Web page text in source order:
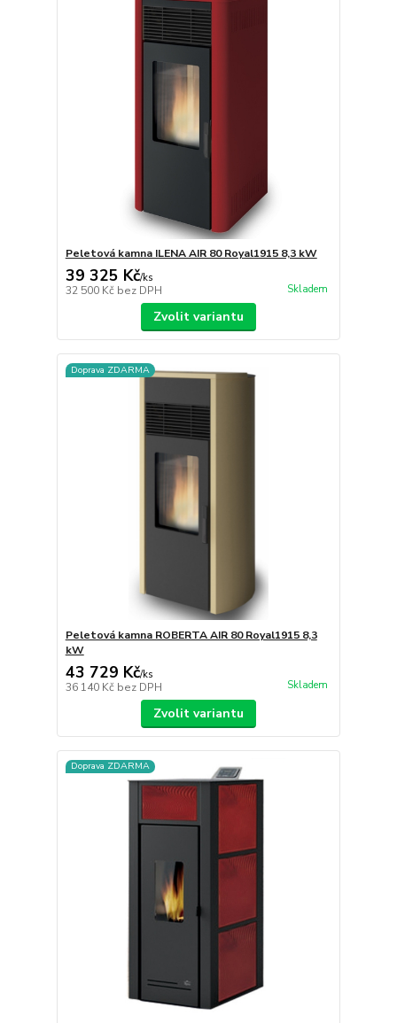
Peletová kamna ILENA AIR 80 Royal1915 8,3 kW
39 325 Kč/ks
32 500 Kč bez DPH Skladem
Zvolit variantu
Doprava ZDARMA
Peletová kamna ROBERTA AIR 80 Royal1915 8,3
kW
43 729 Kč/ks
36 140 Kč bez DPH Skladem
Zvolit variantu
Doprava ZDARMA